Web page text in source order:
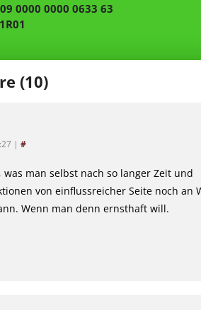
0000 0000 0633 63
(10)
| #
was man selbst nach so langer Zeit und
von einflussreicher Seite noch an
Wenn man denn ernsthaft will.